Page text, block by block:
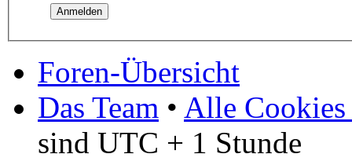
Foren-Übersicht
Das Team • Alle Cookies
sind UTC + 1 Stunde